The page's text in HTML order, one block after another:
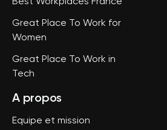
Great Place To Work for
Women
Great Place To Work in
Tech
A propos
Equipe et mission